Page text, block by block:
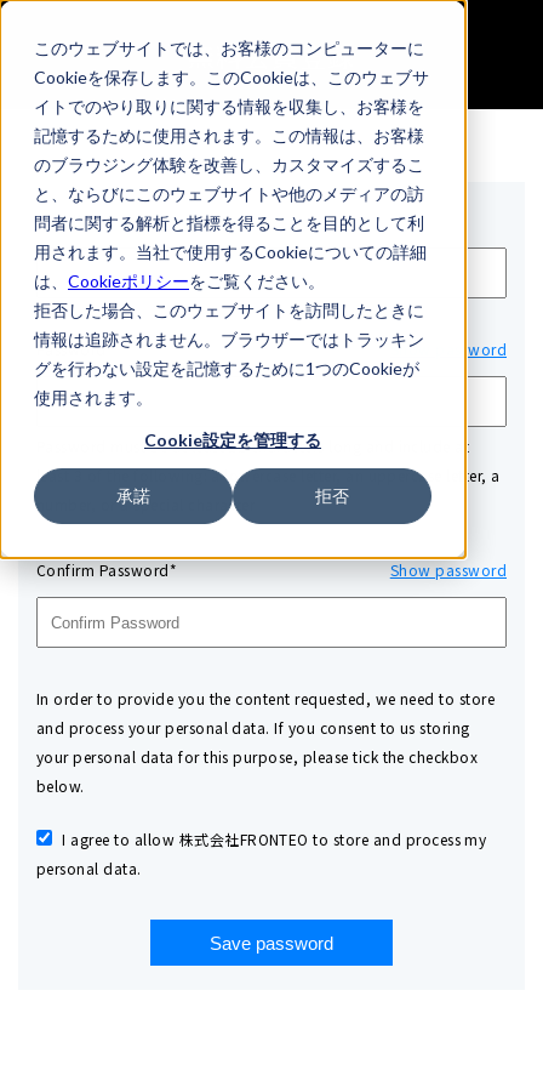
このウェブサイトでは、お客様のコンピューターに
Cookieを保存します。このCookieは、このウェブサ
イトでのやり取りに関する情報を収集し、お客様を
記憶するために使用されます。この情報は、お客様
のブラウジング体験を改善し、カスタマイズするこ
と、ならびにこのウェブサイトや他のメディアの訪
問者に関する解析と指標を得ることを目的として利
用されます。当社で使用するCookieについての詳細
は、 Cookieポリシーをご覧ください。
拒否した場合、このウェブサイトを訪問したときに
情報は追跡されません。ブラウザーではトラッキン
グを行わない設定を記憶するために1つのCookieが
使用されます。
Cookie設定を管理する
承諾 拒否
無料会員登録
Email*
Password* Show password
Password must be at least 12 characters long and include at
least 3 of the following: a lowercase letter, an uppercase letter, a
number, or a special character
Confirm Password* Show password
In order to provide you the content requested, we need to store
and process your personal data. If you consent to us storing
your personal data for this purpose, please tick the checkbox
below.
I agree to allow 株式会社FRONTEO to store and process my
personal data.